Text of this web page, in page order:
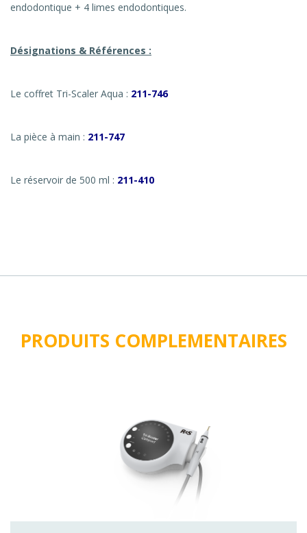
endodontique + 4 limes endodontiques.
Désignations & Références :
Le coffret Tri-Scaler Aqua : 211-746
La pièce à main : 211-747
Le réservoir de 500 ml : 211-410
PRODUITS COMPLEMENTAIRES